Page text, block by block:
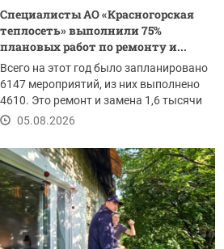
Специалисты АО «Красногорская
теплосеть» выполнили 75%
плановых работ по ремонту и...
Всего на этот год было запланировано
6147 мероприятий, из них выполнено
4610. Это ремонт и замена 1,6 тысячи
погонных...
05.08.2026